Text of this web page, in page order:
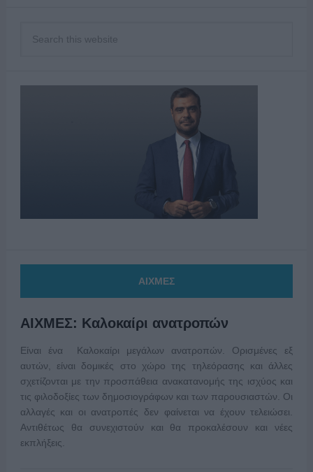
ΑΙΧΜΕΣ
ΑΙΧΜΕΣ: Καλοκαίρι ανατροπών
Είναι ένα Καλοκαίρι μεγάλων ανατροπών. Ορισμένες εξ
αυτών, είναι δομικές στο χώρο της τηλεόρασης και άλλες
σχετίζονται με την προσπάθεια ανακατανομής της ισχύος και
τις φιλοδοξίες των δημοσιογράφων και των παρουσιαστών. Οι
αλλαγές και οι ανατροπές δεν φαίνεται να έχουν τελειώσει.
Αντιθέτως θα συνεχιστούν και θα προκαλέσουν και νέες
εκπλήξεις.